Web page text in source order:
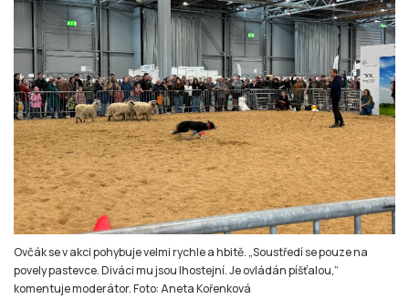
Ovčák se v akci pohybuje velmi rychle a hbitě. „Soustředí se pouze na
povely pastevce. Diváci mu jsou lhostejní. Je ovládán píšťalou,“
komentuje moderátor. Foto: Aneta Kořenková